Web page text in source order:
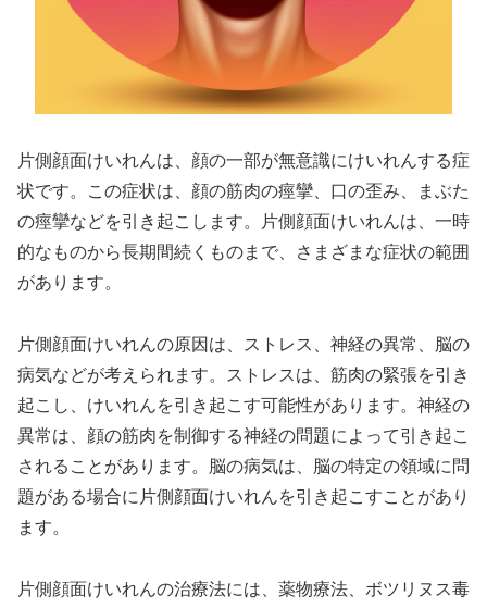
片側顔面けいれんは、顔の一部が無意識にけいれんする症
状です。この症状は、顔の筋肉の痙攣、口の歪み、まぶた
の痙攣などを引き起こします。片側顔面けいれんは、一時
的なものから長期間続くものまで、さまざまな症状の範囲
があります。
片側顔面けいれんの原因は、ストレス、神経の異常、脳の
病気などが考えられます。ストレスは、筋肉の緊張を引き
起こし、けいれんを引き起こす可能性があります。神経の
異常は、顔の筋肉を制御する神経の問題によって引き起こ
されることがあります。脳の病気は、脳の特定の領域に問
題がある場合に片側顔面けいれんを引き起こすことがあり
ます。
片側顔面けいれんの治療法には、薬物療法、ボツリヌス毒